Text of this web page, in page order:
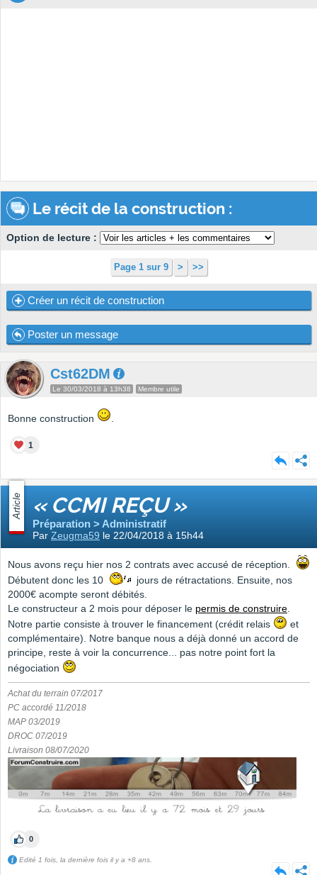
Le récit de la construction :
Option de lecture :
Page 1 sur 9 > >>
Créer un récit de construction
Poster un message
Cst62DM
Le 30/03/2018 à 13h38 Membre utile
Bonne construction .
1
Article « CCMI REÇU »
Préparation > Administratif
Par Zeugma59 le 22/04/2018 à 15h44
Nous avons reçu hier nos 2 contrats avec accusé de réception.
Débutent donc les 10
jours de rétractations. Ensuite, nos
2000€ acompte seront débités.
Le constructeur a 2 mois pour déposer le permis de construire.
Notre partie consiste à trouver le financement (crédit relais
et
complémentaire). Notre banque nous a déjà donné un accord de
principe, reste à voir la concurrence... pas notre point fort la
négociation
Achat du terrain 07/2017
PC accordé 11/2018
MAP 03/2019
DROC 07/2019
Livraison 08/07/2020
0
Edité 1 fois, la dernière fois il y a +8 ans.